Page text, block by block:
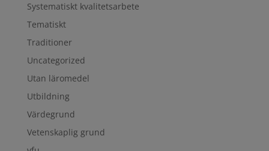
Systematiskt kvalitetsarbete
Tematiskt
Traditioner
Uncategorized
Utan läromedel
Utbildning
Värdegrund
Vetenskaplig grund